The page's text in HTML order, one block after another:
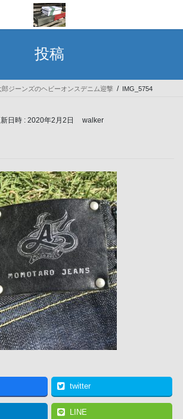
投稿
郎ジーンズのヘビーオンスデニム迎撃 IMG_5754
日時 : 2020年2月2日 walker
twitter
LINE